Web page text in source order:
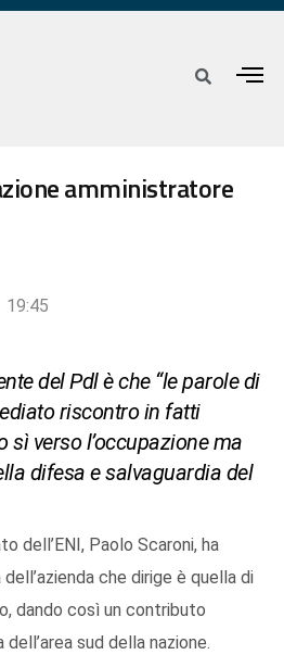
amministratore
19:45
del Pdl è che “le parole di
riscontro in fatti
sì verso l’occupazione ma
difesa e salvaguardia del
dell’ENI, Paolo Scaroni, ha
che dirige è quella di
dando così un contributo
sud della nazione.